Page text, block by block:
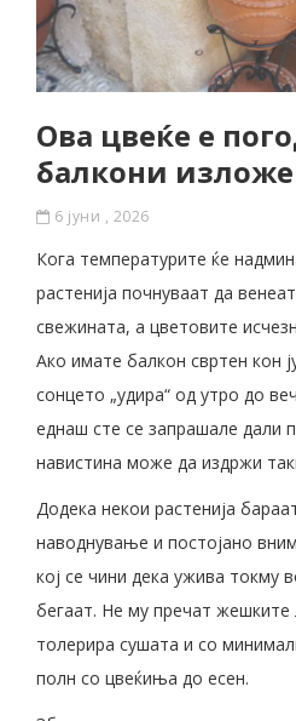
Ова цвеќе е
балкони
6 јуни , 2026
Кога температурите ќе
растенија почнуваат да
свежината, а цветовите
Ако имате балкон свртен кон
сонцето „удира“ од утро до
еднаш сте се запрашале дали
навистина може да издржи
Додека некои растенија
наводнување и постојано
кој се чини дека ужива токму
бегаат. Не му пречат жешките
толерира сушата и со
полн со цвеќиња до есен.